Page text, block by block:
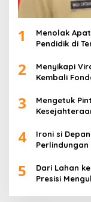
1
Menolak
Pendidik di
2
Menyikapi
Kembali
3
Mengetuk
4
Ironi si
5
Dari Lahan